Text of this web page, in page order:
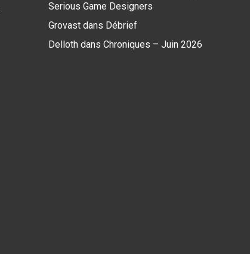
Serious Game Designers
Grovast dans Débrief
Delloth dans Chroniques – Juin 2026